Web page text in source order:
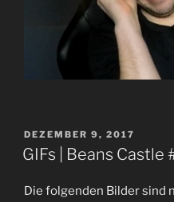
VERÖFFENTLICHT
AM
DEZEMBER 9, 2017
GIFs | Beans Castle
Die folgenden Bilder sind